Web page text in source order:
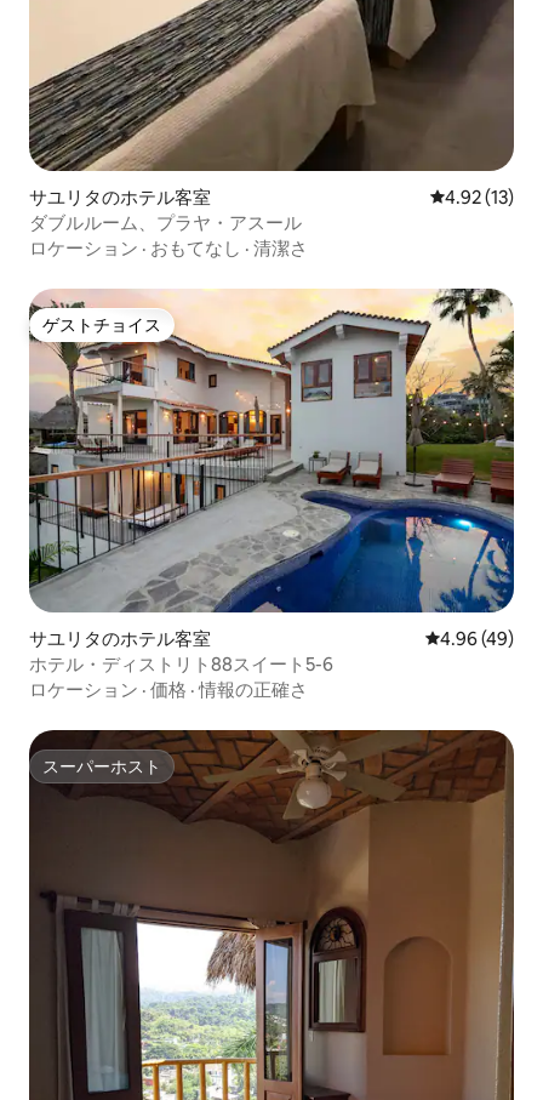
サユリタのホテル客室 レビュー13
4.92 (13)
ダブルルーム、プラヤ・アスール
ロケーション · おもてなし · 清潔さ
ゲストチョイス
ゲストチョイス
サユリタのホテル客室 レビュー49
4.96 (49)
ホテル・ディストリト88スイート5-6
ロケーション · 価格 ·情報の正確さ
スーパーホスト
スーパーホスト